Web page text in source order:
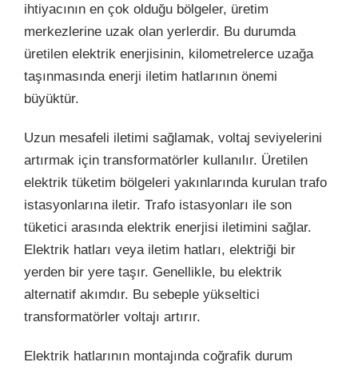
ihtiyacının en çok olduğu bölgeler, üretim
merkezlerine uzak olan yerlerdir. Bu durumda
üretilen elektrik enerjisinin, kilometrelerce uzağa
taşınmasında enerji iletim hatlarının önemi
büyüktür.
Uzun mesafeli iletimi sağlamak, voltaj seviyelerini
artırmak için transformatörler kullanılır. Üretilen
elektrik tüketim bölgeleri yakınlarında kurulan trafo
istasyonlarına iletir. Trafo istasyonları ile son
tüketici arasında elektrik enerjisi iletimini sağlar.
Elektrik hatları veya iletim hatları, elektriği bir
yerden bir yere taşır. Genellikle, bu elektrik
alternatif akımdır. Bu sebeple yükseltici
transformatörler voltajı artırır.
Elektrik hatlarının montajında coğrafik durum